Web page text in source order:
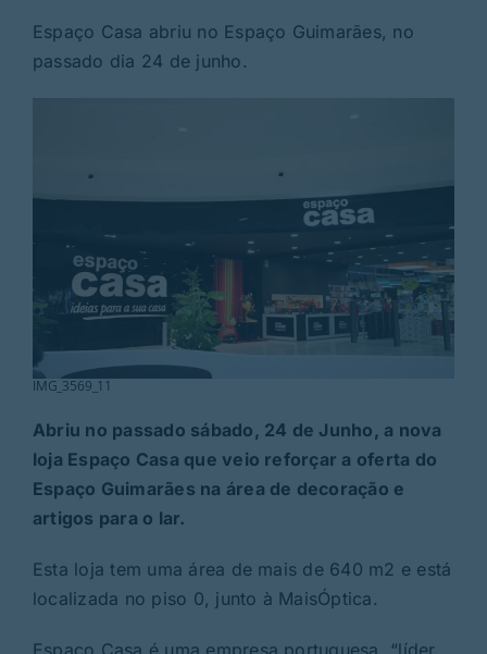
Rubricas
Espaço Casa abriu no Espaço Guimarães, no
passado dia 24 de junho.
IMG_3569_11
Abriu no passado sábado, 24 de Junho, a nova
loja Espaço Casa que veio reforçar a oferta do
Espaço Guimarães na área de decoração e
artigos para o lar.
Esta loja tem uma área de mais de 640 m2 e está
localizada no piso 0, junto à MaisÓptica.